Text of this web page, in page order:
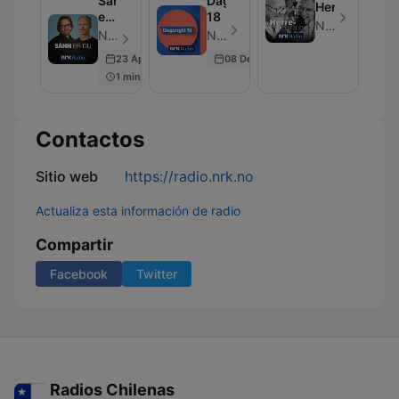
er
duNRK - Episodio 5
23 Apr 2024
1 min
18
NRK - Episodio 3
08 Dec 2025
NRK
Contactos
Sitio web https://radio.nrk.no
Actualiza esta información de radio
Compartir
Facebook Twitter
Radios Chilenas